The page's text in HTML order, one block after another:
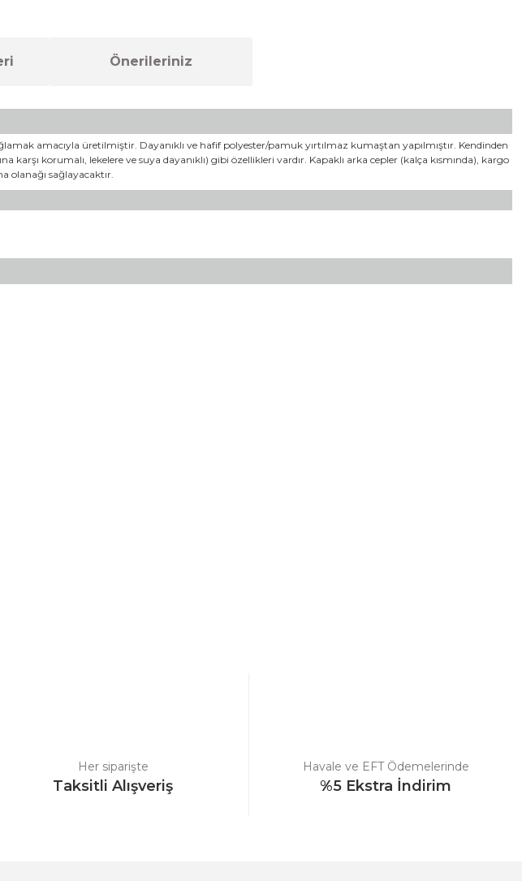
Önerileriniz
amacıyla üretilmiştir. Dayanıklı ve hafif polyester/pamuk yırtılmaz kumaştan yapılmıştır. Kendinden
korumalı, lekelere ve suya dayanıklı) gibi özellikleri vardır. Kapaklı arka cepler (kalça kısmında), kargo
olanağı sağlayacaktır.
Her siparişte
Taksitli Alışveriş
Havale ve EFT Ödemelerinde
%5 Ekstra İndirim